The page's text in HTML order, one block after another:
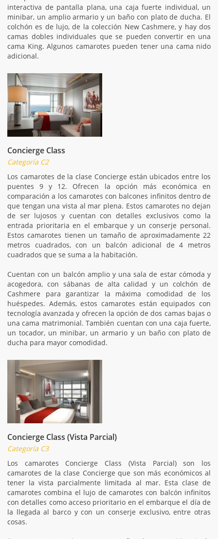
interactiva de pantalla plana, una caja fuerte individual, un
minibar, un amplio armario y un baño con plato de ducha. El
colchón es de lujo, de la colección New Cashmere, y hay dos
camas dobles individuales que se pueden convertir en una
cama King. Algunos camarotes pueden tener una cama nido
adicional.
Concierge Class
Categoría C2
Los camarotes de la clase Concierge están ubicados entre los
puentes 9 y 12. Ofrecen la opción más económica en
comparación a los camarotes con balcones infinitos dentro de
que tengan una vista al mar plena. Estos camarotes no dejan
de ser lujosos y cuentan con detalles exclusivos como la
entrada prioritaria en el embarque y un conserje personal.
Estos camarotes tienen un tamaño de aproximadamente 22
metros cuadrados, con un balcón adicional de 4 metros
cuadrados que se suma a la habitación.
Cuentan con un balcón amplio y una sala de estar cómoda y
acogedora, con sábanas de alta calidad y un colchón de
Cashmere para garantizar la máxima comodidad de los
huéspedes. Además, estos camarotes están equipados con
tecnología avanzada y ofrecen la opción de dos camas bajas o
una cama matrimonial. También cuentan con una caja fuerte,
un tocador, un minibar, un armario y un baño con plato de
ducha para mayor comodidad.
Concierge Class (Vista Parcial)
Categoría C3
Los camarotes Concierge Class (Vista Parcial) son los
camarotes de la clase Concierge que son más económicos al
tener la vista parcialmente limitada al mar. Esta clase de
camarotes combina el lujo de camarotes con balcón infinitos
con detalles como acceso prioritario en el embarque el día de
la llegada al barco y con un conserje exclusivo, entre otras
cosas.